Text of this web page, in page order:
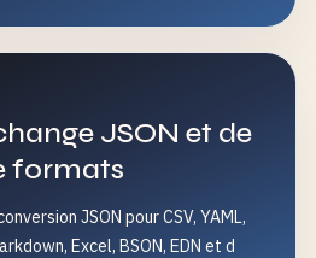
JSON et de
formats
JSON pour CSV, YAML,
Excel, BSON, EDN et d